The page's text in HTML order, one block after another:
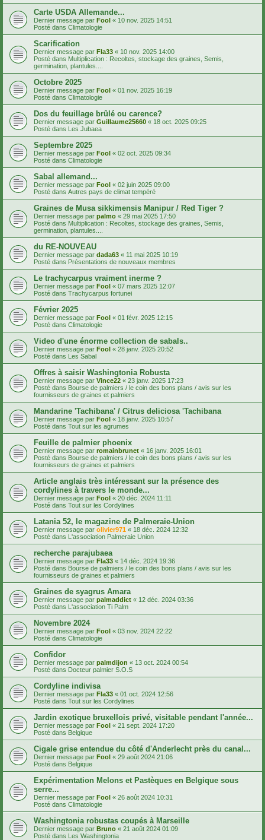
Carte USDA Allemande...
Dernier message par Fool « 10 nov. 2025 14:51
Posté dans Climatologie
Scarification
Dernier message par Fla33 « 10 nov. 2025 14:00
Posté dans Multiplication : Recoltes, stockage des graines, Semis,
germination, plantules....
Octobre 2025
Dernier message par Fool « 01 nov. 2025 16:19
Posté dans Climatologie
Dos du feuillage brûlé ou carence?
Dernier message par Guillaume25660 « 18 oct. 2025 09:25
Posté dans Les Jubaea
Septembre 2025
Dernier message par Fool « 02 oct. 2025 09:34
Posté dans Climatologie
Sabal allemand...
Dernier message par Fool « 02 juin 2025 09:00
Posté dans Autres pays de climat tempéré
Graines de Musa sikkimensis Manipur / Red Tiger ?
Dernier message par palmo « 29 mai 2025 17:50
Posté dans Multiplication : Recoltes, stockage des graines, Semis,
germination, plantules....
du RE-NOUVEAU
Dernier message par dada63 « 11 mai 2025 10:19
Posté dans Présentations de nouveaux membres
Le trachycarpus vraiment inerme ?
Dernier message par Fool « 07 mars 2025 12:07
Posté dans Trachycarpus fortunei
Février 2025
Dernier message par Fool « 01 févr. 2025 12:15
Posté dans Climatologie
Video d'une énorme collection de sabals..
Dernier message par Fool « 28 janv. 2025 20:52
Posté dans Les Sabal
Offres à saisir Washingtonia Robusta
Dernier message par Vince22 « 23 janv. 2025 17:23
Posté dans Bourse de palmiers / le coin des bons plans / avis sur les
fournisseurs de graines et palmiers
Mandarine 'Tachibana' / Citrus deliciosa 'Tachibana
Dernier message par Fool « 18 janv. 2025 10:57
Posté dans Tout sur les agrumes
Feuille de palmier phoenix
Dernier message par romainbrunet « 16 janv. 2025 16:01
Posté dans Bourse de palmiers / le coin des bons plans / avis sur les
fournisseurs de graines et palmiers
Article anglais très intéressant sur la présence des
cordylines à travers le monde...
Dernier message par Fool « 20 déc. 2024 11:11
Posté dans Tout sur les Cordylines
Latania 52, le magazine de Palmeraie-Union
Dernier message par olivier971 « 18 déc. 2024 12:32
Posté dans L'association Palmeraie Union
recherche parajubaea
Dernier message par Fla33 « 14 déc. 2024 19:36
Posté dans Bourse de palmiers / le coin des bons plans / avis sur les
fournisseurs de graines et palmiers
Graines de syagrus Amara
Dernier message par palmaddict « 12 déc. 2024 03:36
Posté dans L'association Ti Palm
Novembre 2024
Dernier message par Fool « 03 nov. 2024 22:22
Posté dans Climatologie
Confidor
Dernier message par palmdijon « 13 oct. 2024 00:54
Posté dans Docteur palmier S.O.S
Cordyline indivisa
Dernier message par Fla33 « 01 oct. 2024 12:56
Posté dans Tout sur les Cordylines
Jardin exotique bruxellois privé, visitable pendant l'année...
Dernier message par Fool « 21 sept. 2024 17:20
Posté dans Belgique
Cigale grise entendue du côté d'Anderlecht près du canal...
Dernier message par Fool « 29 août 2024 21:06
Posté dans Belgique
Expérimentation Melons et Pastèques en Belgique sous
serre...
Dernier message par Fool « 26 août 2024 10:31
Posté dans Climatologie
Washingtonia robustas coupés à Marseille
Dernier message par Bruno « 21 août 2024 01:09
Posté dans Les Washingtonia